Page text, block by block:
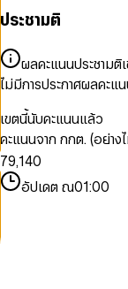
ประชามติ
ผลคะแนนประชามติ
ไม่มีการประกาศผลคะแ
เขตนี้นับคะแนนแล้ว
คะแนนจาก กกต. (อย่าง
0
1
2
3
4
5
6
7
8
9
0
1
2
3
4
5
6
7
8
9,
0
1
2
3
0
1
2
3
4
5
6
0
1
2
อัปเดต ณ01:00